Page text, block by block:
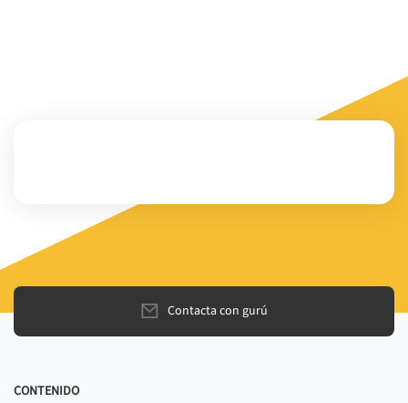
Contacta con gurú
CONTENIDO